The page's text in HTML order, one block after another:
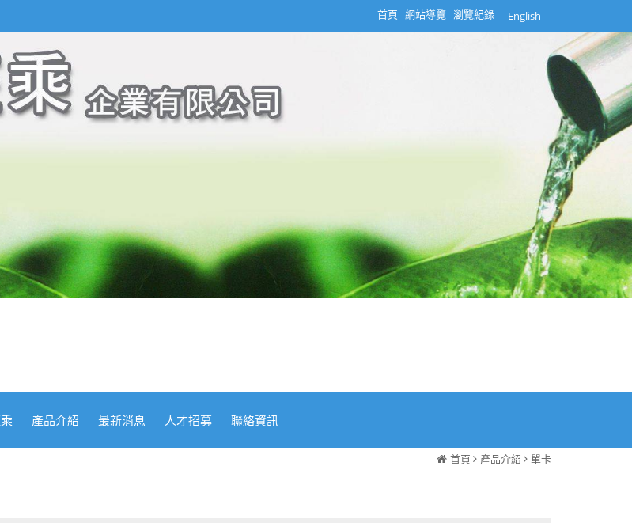
首頁 網站導覽 English
瀏覽紀錄
產品介紹 最新消息 人才招募 聯絡資訊
首頁 產品介紹 單卡